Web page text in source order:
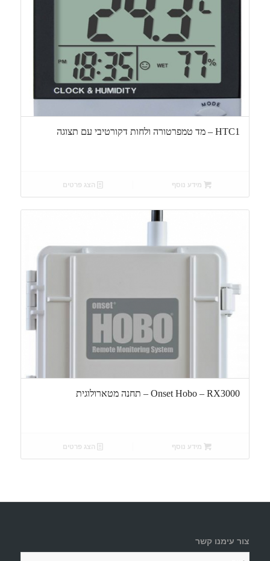
HTC1 – מד טמפרטורה ולחות דקורטיבי עם תצוגה
מידע נוסף הצג פרטים
Onset Hobo – RX3000 – תחנה מטארולוגית
מידע נוסף הצג פרטים
צור עימנו קשר